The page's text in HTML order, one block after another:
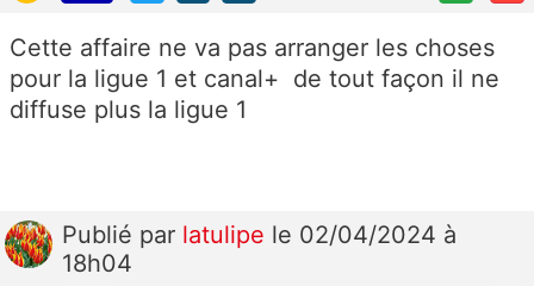
Cette affaire ne va pas arranger les choses
pour la ligue 1 et canal+ de tout façon il ne
diffuse plus la ligue 1
Publié par latulipe le 02/04/2024 à
18h04